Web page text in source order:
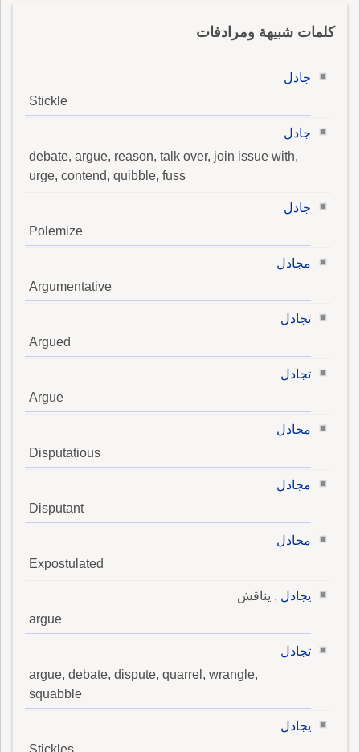
كلمات شبيهة ومرادفات
جادل
Stickle
جادل
debate, argue, reason, talk over, join issue with,
urge, contend, quibble, fuss
جادل
Polemize
مجادل
Argumentative
تجادل
Argued
تجادل
Argue
مجادل
Disputatious
مجادل
Disputant
مجادل
Expostulated
يجادل , يناقش
argue
تجادل
argue, debate, dispute, quarrel, wrangle,
squabble
يجادل